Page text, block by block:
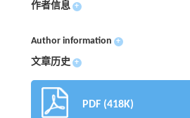
作者信息 +
Author information +
文章历史 +
PDF (418K)